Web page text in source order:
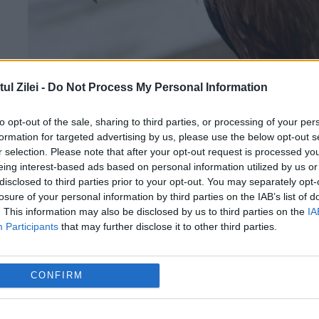
Zilei - Do Not Process My Personal Information
opt-out of the sale, sharing to third parties, or processing of your
for targeted advertising by us, please use the below opt-out
selection. Please note that after your opt-out request is processed
interest-based ads based on personal information utilized by us
to third parties prior to your opt-out. You may separately
of your personal information by third parties on the IAB’s list of
This information may also be disclosed by us to third parties on the
Participants that may further disclose it to other third parties.
CONFIRM
Vultur pleșuv, cu plăcuță de
identificare, din Bulgaria, căzut în
ograda unui constănțean
21 MARTIE 2018
Un vultur pleșuv, având două plăcuțe de
constănțeană Gârliciu, după ce pasărea
căzuse, din cauza oboselii în curtea